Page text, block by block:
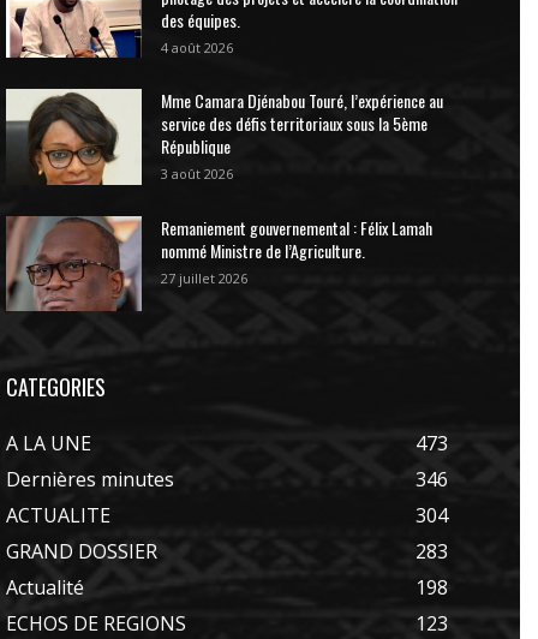
des équipes.
4 août 2026
Mme Camara Djénabou Touré, l’expérience au
service des défis territoriaux sous la 5ème
République
3 août 2026
Remaniement gouvernemental : Félix Lamah
nommé Ministre de l’Agriculture.
27 juillet 2026
CATEGORIES
A LA UNE
473
Dernières minutes
346
ACTUALITE
304
GRAND DOSSIER
283
Actualité
198
ECHOS DE REGIONS
123